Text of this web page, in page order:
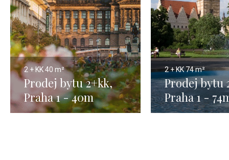
2 + KK40 m²
Prodej bytu 2+kk,
Praha 1 - 40m
2 + KK74 m²
Prodej bytu
Praha 1 -